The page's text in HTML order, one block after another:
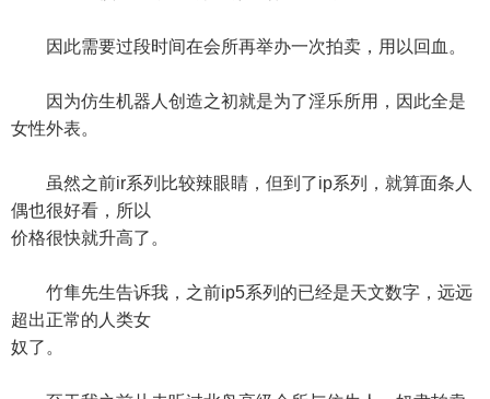
因此需要过段时间在会所再举办一次拍卖，用以回血。
因为仿生机器人创造之初就是为了淫乐所用，因此全是
女性外表。
虽然之前ir系列比较辣眼睛，但到了ip系列，就算面条人
偶也很好看，所以
价格很快就升高了。
竹隼先生告诉我，之前ip5系列的已经是天文数字，远远
超出正常的人类女
奴了。